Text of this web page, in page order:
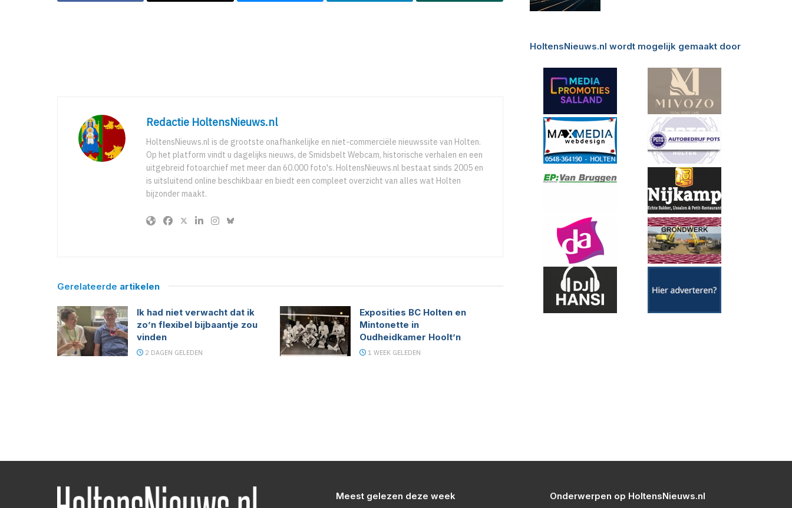
Redactie HoltensNieuws.nl
HoltensNieuws.nl is de grootste onafhankelijke en niet-commerciële nieuwssite van Holten.
Op het platform vindt u dagelijks nieuws, de Smidsbelt Webcam, historische verhalen en een
uitgebreid fotoarchief met meer dan 60.000 foto's. HoltensNieuws.nl bestaat sinds 2005 en
is uitsluitend online beschikbaar en biedt een compleet overzicht van alles wat Holten
bijzonder maakt.
Gerelateerde artikelen
Ik had niet verwacht dat ik
zo’n flexibel bijbaantje zou
vinden
2 DAGEN GELEDEN
Exposities BC Holten en
Mintonette in
Oudheidkamer Hoolt’n
1 WEEK GELEDEN
HoltensNieuws.nl wordt mogelijk gemaakt door
Meest gelezen deze week Onderwerpen op HoltensNieuws.nl